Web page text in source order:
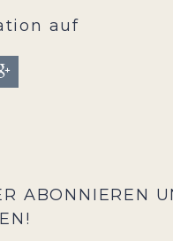
auf
ABONNIEREN